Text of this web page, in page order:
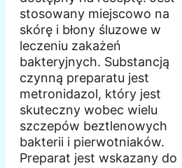
stosowany miejscowo na
skórę i błony śluzowe w
leczeniu zakażeń
bakteryjnych. Substancją
czynną preparatu jest
metronidazol, który jest
skuteczny wobec wielu
szczepów beztlenowych
bakterii i pierwotniaków.
Preparat jest wskazany do